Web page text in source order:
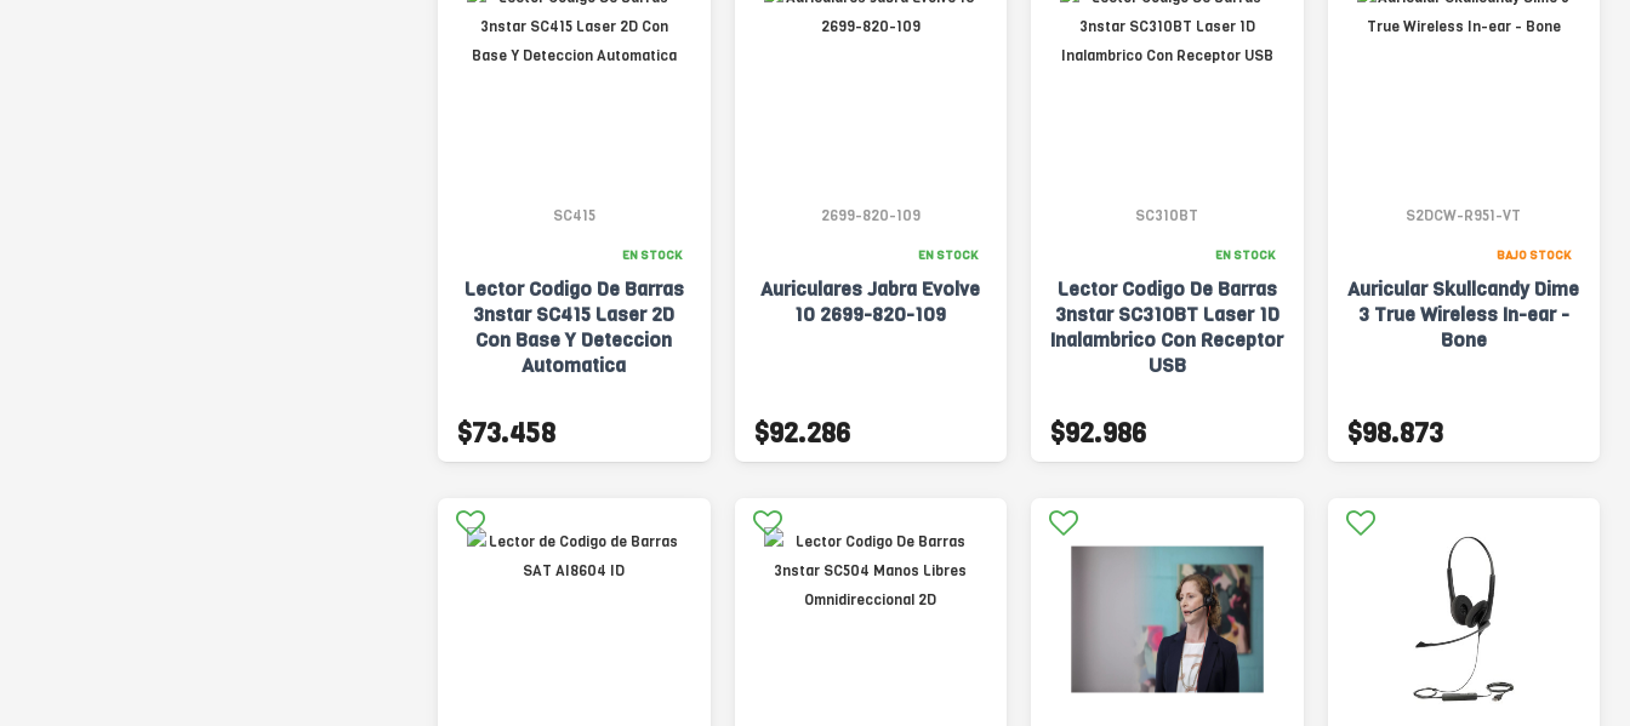
SC415
EN STOCK
Lector Codigo De Barras
3nstar SC415 Laser 2D
Con Base Y Deteccion
Automatica
$73.458
2699-820-109
EN STOCK
Auriculares Jabra Evolve
10 2699-820-109
$92.286
SC310BT
EN STOCK
Lector Codigo De Barras
3nstar SC310BT Laser 1D
Inalambrico Con Receptor
USB
$92.986
S2DCW-R951-VT
BAJO STOCK
Auricular Skullcandy Dime
3 True Wireless In-ear -
Bone
$98.873